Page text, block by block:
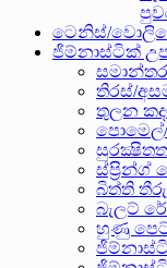
ටෙනිස්/
ජිම්නාස්ටික්
තිරස්/
තුලන
ස්ප්‍රින්ග්
බිත්ති තීරු
බැලට්
හුණු